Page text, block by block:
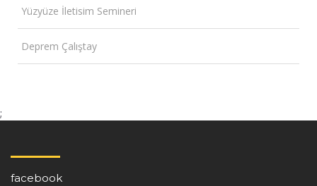
Yüzyüze İletisim Semineri
Deprem Çalıştay
;
facebook